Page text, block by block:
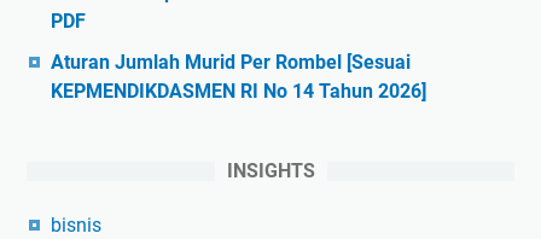
PDF
Aturan Jumlah Murid Per Rombel [Sesuai
KEPMENDIKDASMEN RI No 14 Tahun 2026]
INSIGHTS
bisnis